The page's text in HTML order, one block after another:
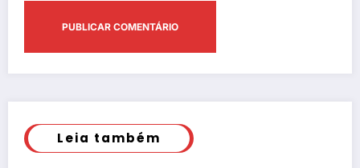
Leia também